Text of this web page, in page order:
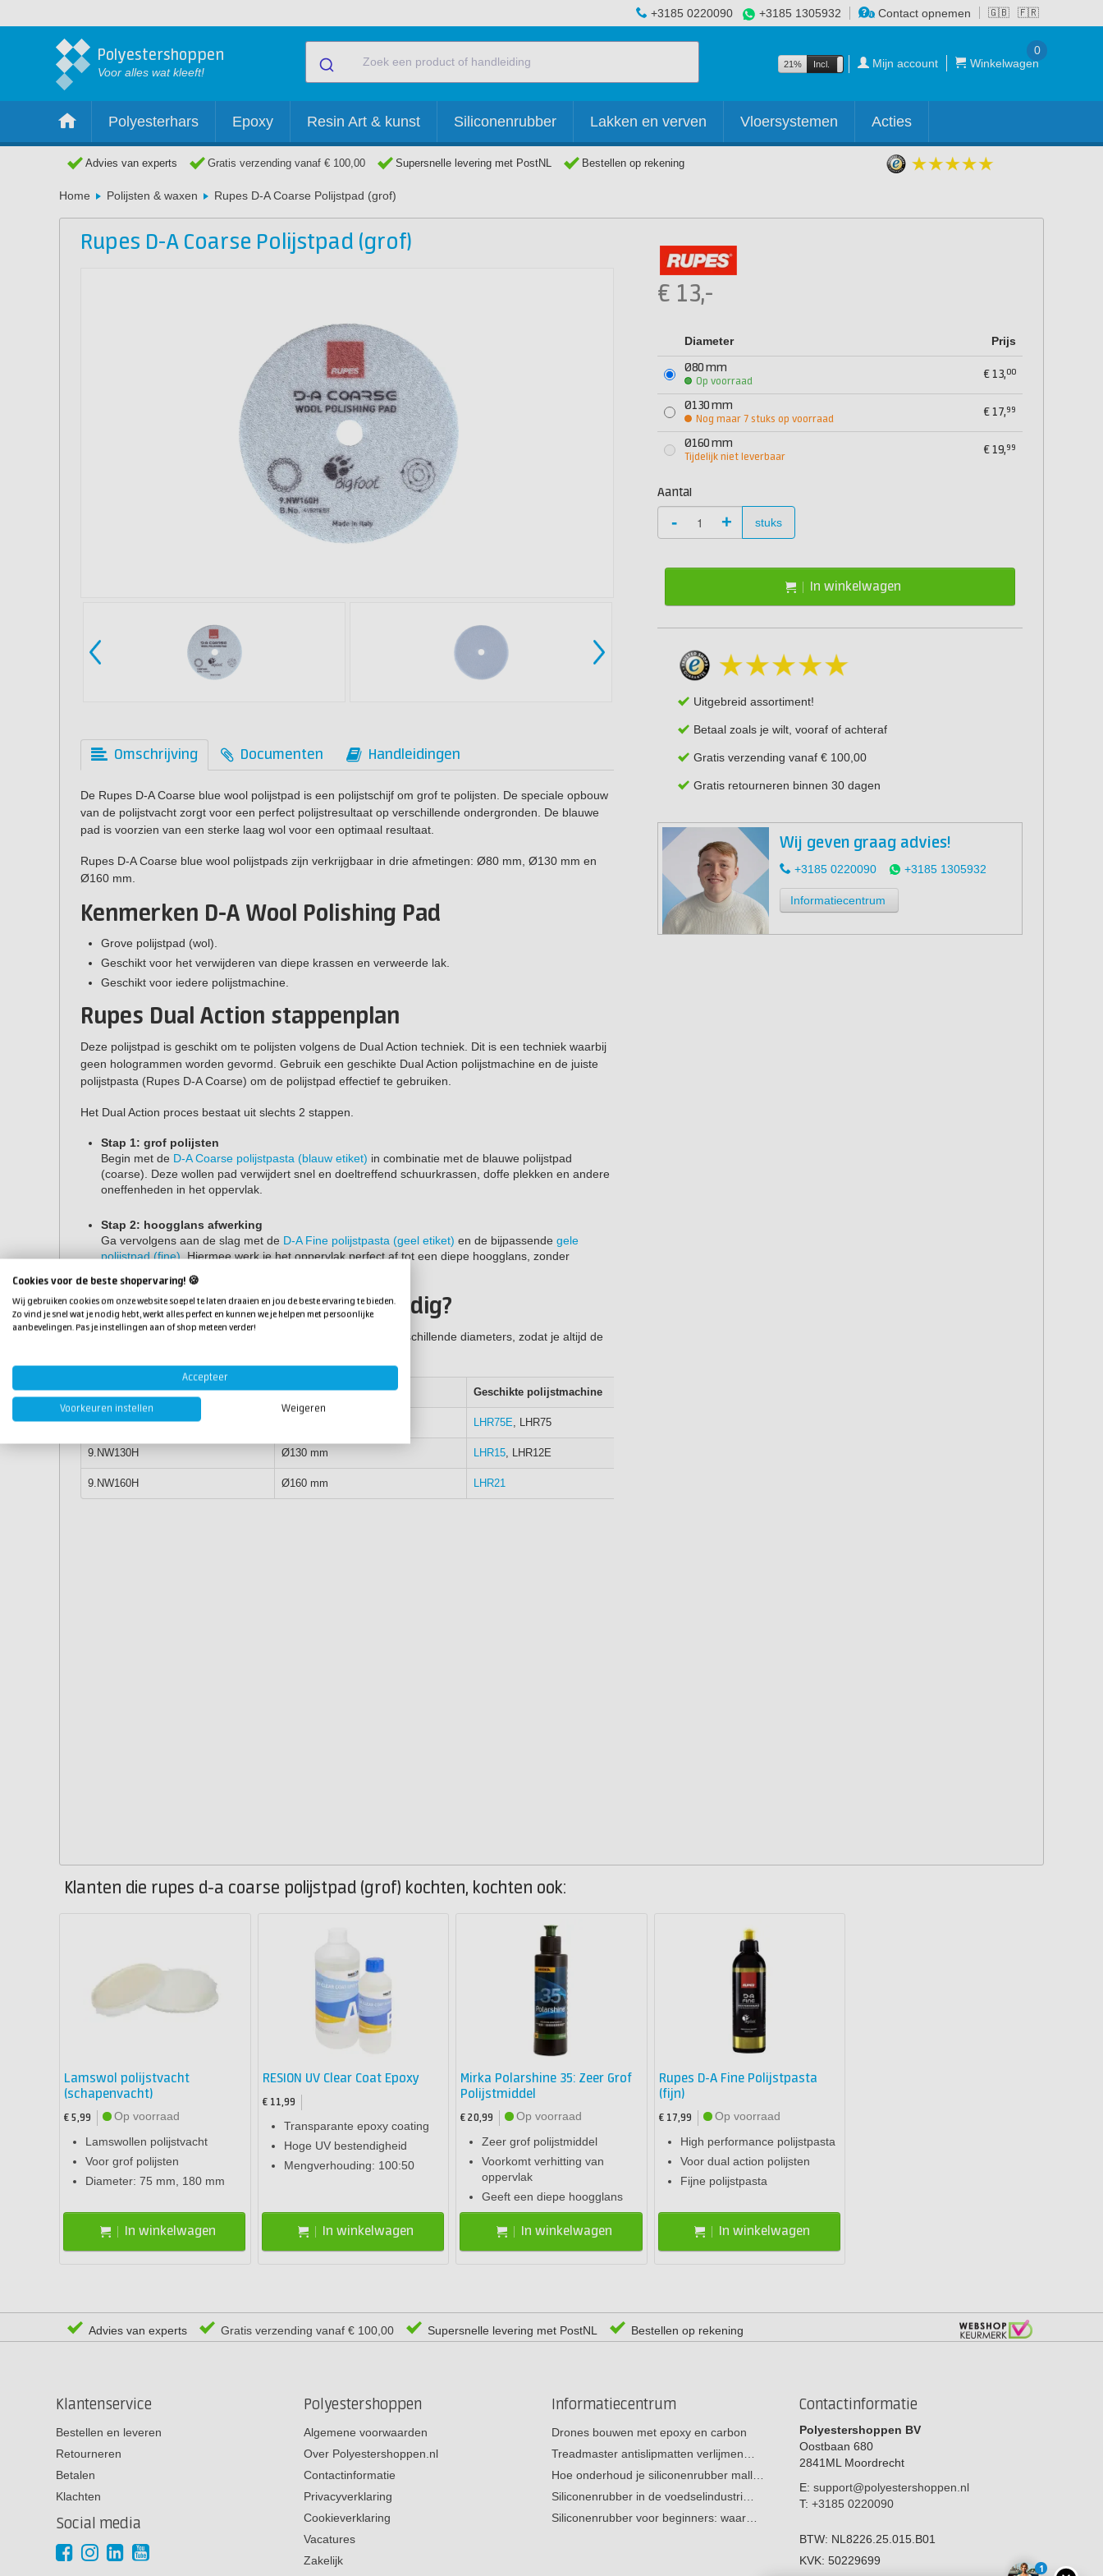
🇬🇧 🇫🇷
+3185 0220090 +3185 1305932 Contact opnemen
Polyestershoppen
Voor alles wat kleeft!
21% Incl. Excl. Mijn account Winkelwagen
0
Polyesterhars Epoxy Resin Art & kunst Siliconenrubber Lakken en verven Vloersystemen Acties
Advies van experts Gratis verzending vanaf € 100,00 Supersnelle levering met PostNL Bestellen op rekening
Home Polijsten & waxen Rupes D-A Coarse Polijstpad (grof)
Rupes D-A Coarse Polijstpad (grof)
Omschrijving Documenten Handleidingen
De Rupes D-A Coarse blue wool polijstpad is een polijstschijf om grof te polijsten. De speciale opbouw
van de polijstvacht zorgt voor een perfect polijstresultaat op verschillende ondergronden. De blauwe
pad is voorzien van een sterke laag wol voor een optimaal resultaat.
Rupes D-A Coarse blue wool polijstpads zijn verkrijgbaar in drie afmetingen: Ø80 mm, Ø130 mm en
Ø160 mm.
Kenmerken D-A Wool Polishing Pad
Grove polijstpad (wol).
Geschikt voor het verwijderen van diepe krassen en verweerde lak.
Geschikt voor iedere polijstmachine.
Rupes Dual Action stappenplan
Deze polijstpad is geschikt om te polijsten volgens de Dual Action techniek. Dit is een techniek waarbij
geen hologrammen worden gevormd. Gebruik een geschikte Dual Action polijstmachine en de juiste
polijstpasta (Rupes D-A Coarse) om de polijstpad effectief te gebruiken.
Het Dual Action proces bestaat uit slechts 2 stappen.
Stap 1: grof polijsten
Begin met de D-A Coarse polijstpasta (blauw etiket) in combinatie met de blauwe polijstpad
(coarse). Deze wollen pad verwijdert snel en doeltreffend schuurkrassen, doffe plekken en andere
oneffenheden in het oppervlak.
Stap 2: hoogglans afwerking
Ga vervolgens aan de slag met de D-A Fine polijstpasta (geel etiket) en de bijpassende gele
polijstpad (fine). Hiermee werk je het oppervlak perfect af tot een diepe hoogglans, zonder
Welke maat polijstpad heb ik nodig?
Deze polijstvacht is verkrijgbaar in meerdere varianten met verschillende diameters, zodat je altijd de
Artikelnummer Diameter Geschikte polijstmachine
9.NW80H LHR75E , LHR75
9.NW130H Ø130 mm LHR15 , LHR12E
9.NW160H Ø160 mm LHR21
€ 13,-
Diameter Prijs
Ø80 mm
Op voorraad
€13,00
Ø130 mm
Nog maar 7 stuks op voorraad
€17,99
Ø160 mm
Tijdelijk niet leverbaar
€19,99
Aantal
- + stuks
In winkelwagen
Uitgebreid assortiment!
Betaal zoals je wilt, vooraf of achteraf
Gratis verzending vanaf € 100,00
Gratis retourneren binnen 30 dagen
Wij geven graag advies!
+3185 0220090 +3185 1305932
Informatiecentrum
Klanten die rupes d-a coarse polijstpad (grof) kochten, kochten ook:
Lamswol polijstvacht
(schapenvacht)
€ 5,99
Op voorraad
Lamswollen polijstvacht
Voor grof polijsten
Diameter: 75 mm, 180 mm
In winkelwagen
RESION UV Clear Coat Epoxy
€ 11,99
Transparante epoxy coating
Hoge UV bestendigheid
Mengverhouding: 100:50
In winkelwagen
Mirka Polarshine 35: Zeer Grof
Polijstmiddel
€ 20,99
Op voorraad
Zeer grof polijstmiddel
Voorkomt verhitting van
oppervlak
Geeft een diepe hoogglans
In winkelwagen
Rupes D-A Fine Polijstpasta
(fijn)
€ 17,99
Op voorraad
High performance polijstpasta
Voor dual action polijsten
Fijne polijstpasta
In winkelwagen
Advies van experts Gratis verzending vanaf € 100,00 Supersnelle levering met PostNL Bestellen op rekening
Klantenservice
Bestellen en leveren
Retourneren
Betalen
Klachten
Social media
Polyestershoppen
Algemene voorwaarden
Over Polyestershoppen.nl
Contactinformatie
Privacyverklaring
Cookieverklaring
Vacatures
Zakelijk
Informatiecentrum
Drones bouwen met epoxy en carbon
Treadmaster antislipmatten verlijmen…
Hoe onderhoud je siliconenrubber mall…
Siliconenrubber in de voedselindustri…
Siliconenrubber voor beginners: waar…
Contactinformatie
Polyestershoppen BV
Oostbaan 680
2841ML Moordrecht
E: support@polyestershoppen.nl
T: +3185 0220090
BTW: NL8226.25.015.B01
KVK: 50229699
Cookies voor de beste shopervaring! 🍪
Wij gebruiken cookies om onze website soepel te laten draaien en jou de beste ervaring te bieden.
Zo vind je snel wat je nodig hebt, werkt alles perfect en kunnen we je helpen met persoonlijke
aanbevelingen. Pas je instellingen aan of shop meteen verder!
Accepteer
Voorkeuren instellen Weigeren
1